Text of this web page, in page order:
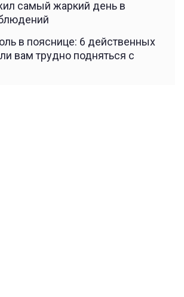
самый жаркий день в
в пояснице: 6 действенных
вам трудно подняться с